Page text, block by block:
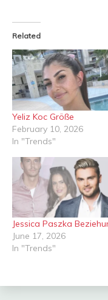
Related
Yeliz Koc Größe
February 10, 2026
In "Trends"
Jessica Paszka
June 17, 2026
In "Trends"